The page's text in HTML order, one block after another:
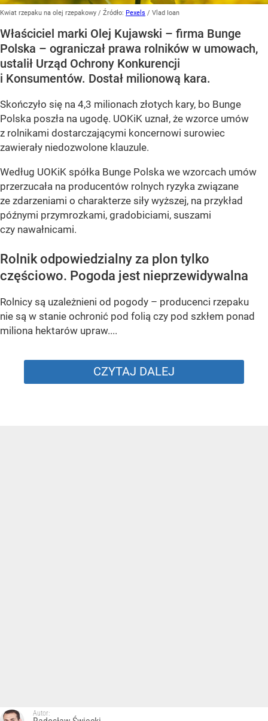
Kwiat rzepaku na olej rzepakowy / Źródło: Pexels / Vlad Ioan
Właściciel marki Olej Kujawski – firma Bunge
Polska – ograniczał prawa rolników w umowach,
ustalił Urząd Ochrony Konkurencji
i Konsumentów. Dostał milionową kara.
Skończyło się na 4,3 milionach złotych kary, bo Bunge
Polska poszła na ugodę. UOKiK uznał, że wzorce umów
z rolnikami dostarczającymi koncernowi surowiec
zawierały niedozwolone klauzule.
Według UOKiK spółka Bunge Polska we wzorcach umów
przerzucała na producentów rolnych ryzyka związane
ze zdarzeniami o charakterze siły wyższej, na przykład
późnymi przymrozkami, gradobiciami, suszami
czy nawałnicami.
Rolnik odpowiedzialny za plon tylko
częściowo. Pogoda jest nieprzewidywalna
Rolnicy są uzależnieni od pogody – producenci rzepaku
nie są w stanie ochronić pod folią czy pod szkłem ponad
miliona hektarów upraw....
CZYTAJ DALEJ
Autor: